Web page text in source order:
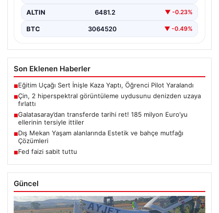
ALTIN 6481.2 ▼ -0.23%
BTC 3064520 ▼ -0.49%
Son Eklenen Haberler
■Eğitim Uçağı Sert İnişle Kaza Yaptı, Öğrenci Pilot Yaralandı
■Çin, 2 hiperspektral görüntüleme uydusunu denizden uzaya
fırlattı
■Galatasaray’dan transferde tarihi ret! 185 milyon Euro’yu
ellerinin tersiyle ittiler
■Dış Mekan Yaşam alanlarında Estetik ve bahçe mutfağı
Çözümleri
■Fed faizi sabit tuttu
Güncel